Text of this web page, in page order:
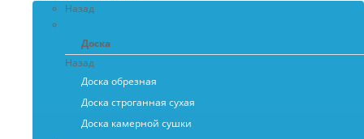
Назад
Доска
Назад
Доска обрезная
Доска строганная сухая
Доска камерной сушки